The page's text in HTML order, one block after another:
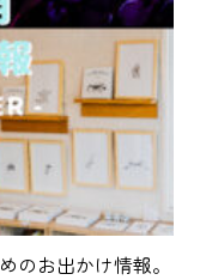
のお出かけ情報。